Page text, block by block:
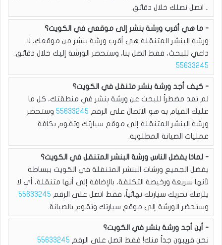
.. اتصل نصلك خلال دقائق.
ما هي أقرب ورشة بنشر إلى موقعي في الكويت؟
ورشة البنشر المتنقلة هي أقرب ورشة بنشر من موقعك، لا
داعي للبحث، فقط اتصل بنا، وستحضر الورشة إليك خلال دقائق:
55633245
كيف أجد ورشة بنشر متنقل في الكويت؟
لم تعد مضطراً للبحث عن ورشة بنشر في منطقتك، كل ما
عليك القيام به هو الاتصال على الرقم 55633245 وستحضر
ورشة البنشر المتنقلة إلى موقع سيارتك وتقوم بكافة
عمليات الصيانة المطلوبة.
لماذا يفضل الناس ورشة البنشر المتنقل في الكويت؟
يفضل الجميع ورشات البنشر المتنقلة في الكويت ببساطة
لأنها سريعة ورخيصة التكلفة، بالإضافة إلى أنها متنقلة، أي لا
يلزمك تحريك سيارتك نهائياً، فقط اتصل على الرقم 55633245
وستحضر الورشة إلى موقع سيارتك وتقوم بالصيانة.
أين أجد ورشة بنشر في الكويت؟
نحن قريبون جداً منك! فقط اتصل على الرقم 55633245